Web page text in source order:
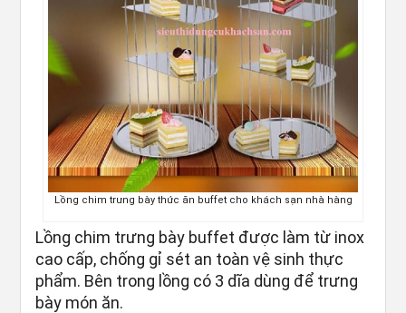
Lồng chim trưng bày thức ăn buffet cho khách sạn nhà hàng
Lồng chim trưng bày buffet được làm từ inox
cao cấp, chống gỉ sét an toàn vệ sinh thực
phẩm. Bên trong lồng có 3 dĩa dùng để trưng
bày món ăn.